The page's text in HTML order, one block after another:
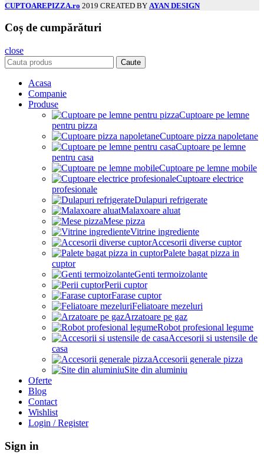
CUPTOAREPIZZA.ro 2019 CREATED BY AYAN DESIGN
Coș de cumpărături
close
Caute
Acasa
Companie
Produse
Cuptoare pe lemne
pentru pizza
Cuptoare pizza napoletane
Cuptoare pe lemne
pentru casa
Cuptoare pe lemne mobile
Cuptoare electrice
profesionale
Dulapuri refrigerate
Malaxoare aluat
Mese pizza
Vitrine ingrediente
Accesorii diverse cuptor
Palete bagat pizza in
cuptor
Genti termoizolante
Perii cuptor
Farase cuptor
Feliatoare mezeluri
Arzatoare pe gaz
Robot profesional legume
Accesorii si ustensile de
casa
Accesorii generale pizza
Site din aluminiu
Oferte
Blog
Contact
Wishlist
Login / Register
Sign in